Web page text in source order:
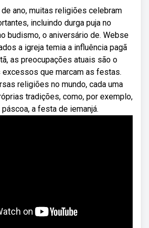
ano, muitas religiões celebram
incluindo durga puja no
budismo, o aniversário de. Webse
a igreja temia a influência pagã
as preocupações atuais são o
que marcam as festas.
religiões no mundo, cada uma
tradições, como, por exemplo,
a festa de iemanjá.